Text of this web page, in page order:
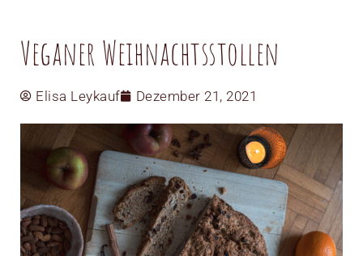
Veganer Weihnachtsstollen
Elisa Leykauf Dezember 21, 2021